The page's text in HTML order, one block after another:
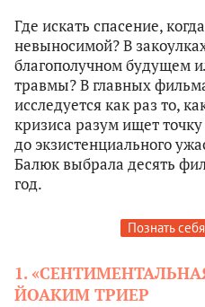
Где искать спасение,
невыносимой? В
благополучном будущем
травмы? В главных
исследуется как раз то,
кризиса разум ищет
до экзистенциального
Балюк выбрала десять
год.
Познать себя
1.
ЙОАКИМ ТРИЕР